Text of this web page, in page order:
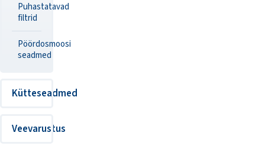
Puhastatavad
filtrid
Pöördosmoosi
seadmed
Kütteseadmed
Veevarustus